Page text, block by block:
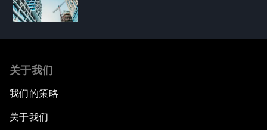
关于我们
我们的策略
关于我们